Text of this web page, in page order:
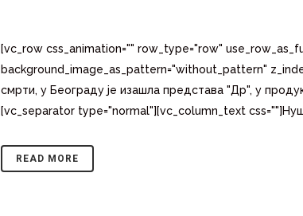
[vc_row css_animation="" row_type="row"
background_image_as_pattern="without_pattern"
смрти, у Београду је изашла представа "Др", у
[vc_separator type="normal"][vc_column_text
READ MORE